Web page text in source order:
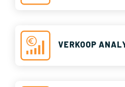
VERKOOP